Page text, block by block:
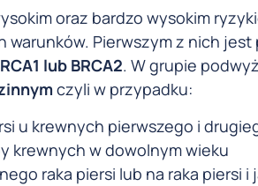
oraz bardzo wysokim
warunków. Pierwszym z nich
lub BRCA2. W grupie
czyli w przypadku:
u krewnych pierwszego i
krewnych w dowolnym wieku
raka piersi lub na raka piersi i